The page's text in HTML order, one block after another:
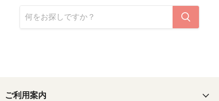
ご利用案内